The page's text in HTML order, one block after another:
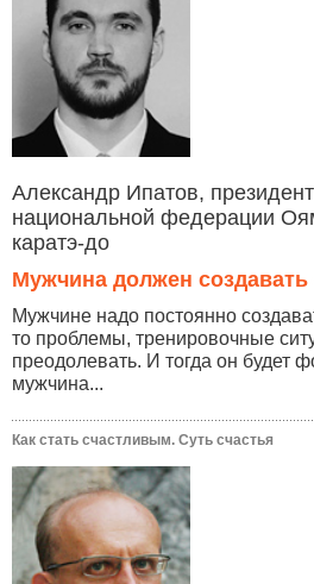
Александр Ипатов,
национальной федерации
каратэ-до
Мужчина должен
Мужчине надо постоянно
то проблемы, тренировочные
преодолевать. И тогда он будет
мужчина...
Как стать счастливым. Суть счастья